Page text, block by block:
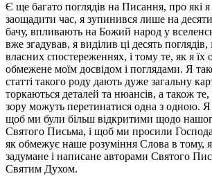
Є ще багато поглядів на Писання, про які
заощадити час, я зупинився лише на
бачу, впливають на Божий народ у
вже згадував, я виділив ці десять
власних спостереженнях, і тому те, як я
обмежене моїм досвідом і поглядами. Я
статті такого роду дають дуже загальну
торкаються деталей та нюансів, а також
зору можуть перетинатися одна з одною.
щоб ми були більш відкритими щодо
Святого Письма, і щоб ми просили
як обмежує наше розуміння Слова в тому,
задумане і написане авторами Святого
Святим Духом.